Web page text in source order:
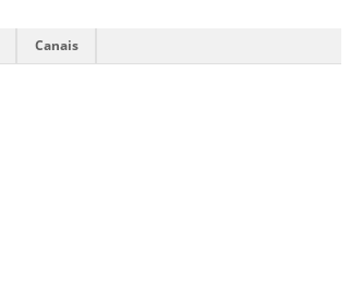
Canais